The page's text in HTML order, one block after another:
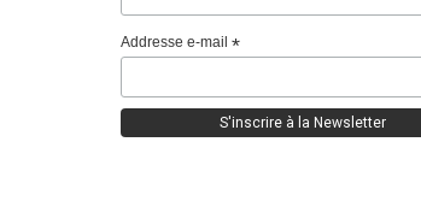
Addresse e-mail *